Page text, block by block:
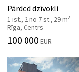
Pārdod dzīvokli
1 ist., 2 no 7 st., 29 m2
Rīga, Centrs
100 000 EUR